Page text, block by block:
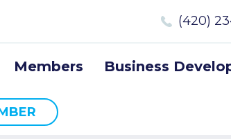
(420)
Members Business